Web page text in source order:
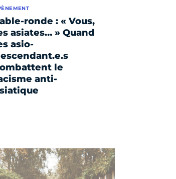
ronde : « Vous,
asiates… » Quand
asio-
le
anti-